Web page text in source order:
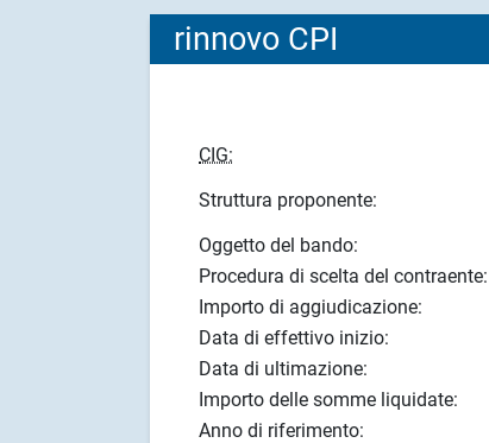
rinnovo CPI
CIG:
Struttura proponente:
Oggetto del bando:
Procedura di scelta del contraente:
Importo di aggiudicazione:
Data di effettivo inizio:
Data di ultimazione:
Importo delle somme liquidate:
Anno di riferimento: